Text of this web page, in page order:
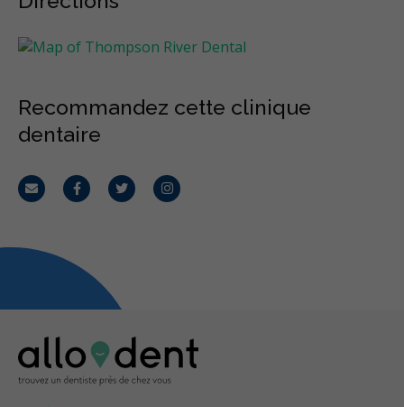
Recommandez cette clinique
dentaire
CourrielFacebookTwitterInstagram